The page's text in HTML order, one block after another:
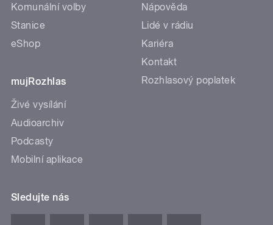
Komunální volby
Stanice
eShop
mujRozhlas
Živé vysílání
Audioarchiv
Podcasty
Mobilní aplikace
Nápověda
Lidé v rádiu
Kariéra
Kontakt
Rozhlasový poplatek
Sledujte nás